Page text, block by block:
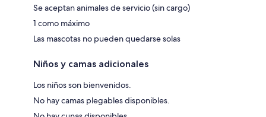
Se aceptan animales de servicio (sin cargo)
1 como máximo
Las mascotas no pueden quedarse solas
Niños y camas adicionales
Los niños son bienvenidos.
No hay camas plegables disponibles.